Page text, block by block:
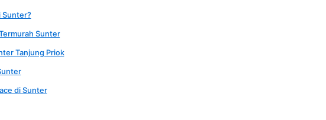
Sunter?
Sunter
Tanjung Priok
di Sunter